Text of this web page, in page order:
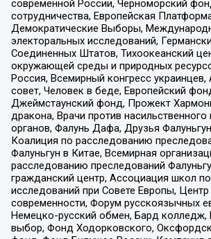
современной России, Черноморский
сотрудничества, Европейская
Демократические Выборы,
электоральных исследований,
Соединенных Штатов, Тихоокеанский
окружающей среды и природных
Россия, Всемирный конгресс украинцев,
совет, Человек в беде, Европейский
Джеймстаунский фонд, Прожект
дракона, Врачи против насильственного
органов, Фалунь Дафа, Друзья
Коалиция по расследованию
Фалуньгун в Китае, Всемирная
расследованию преследований
гражданский центр, Ассоциация школ
исследований при Совете Европы,
современности, Форум русскоязычных
Немецко-русский обмен, Бард колледж,
выбор, Фонд Ходорковского,